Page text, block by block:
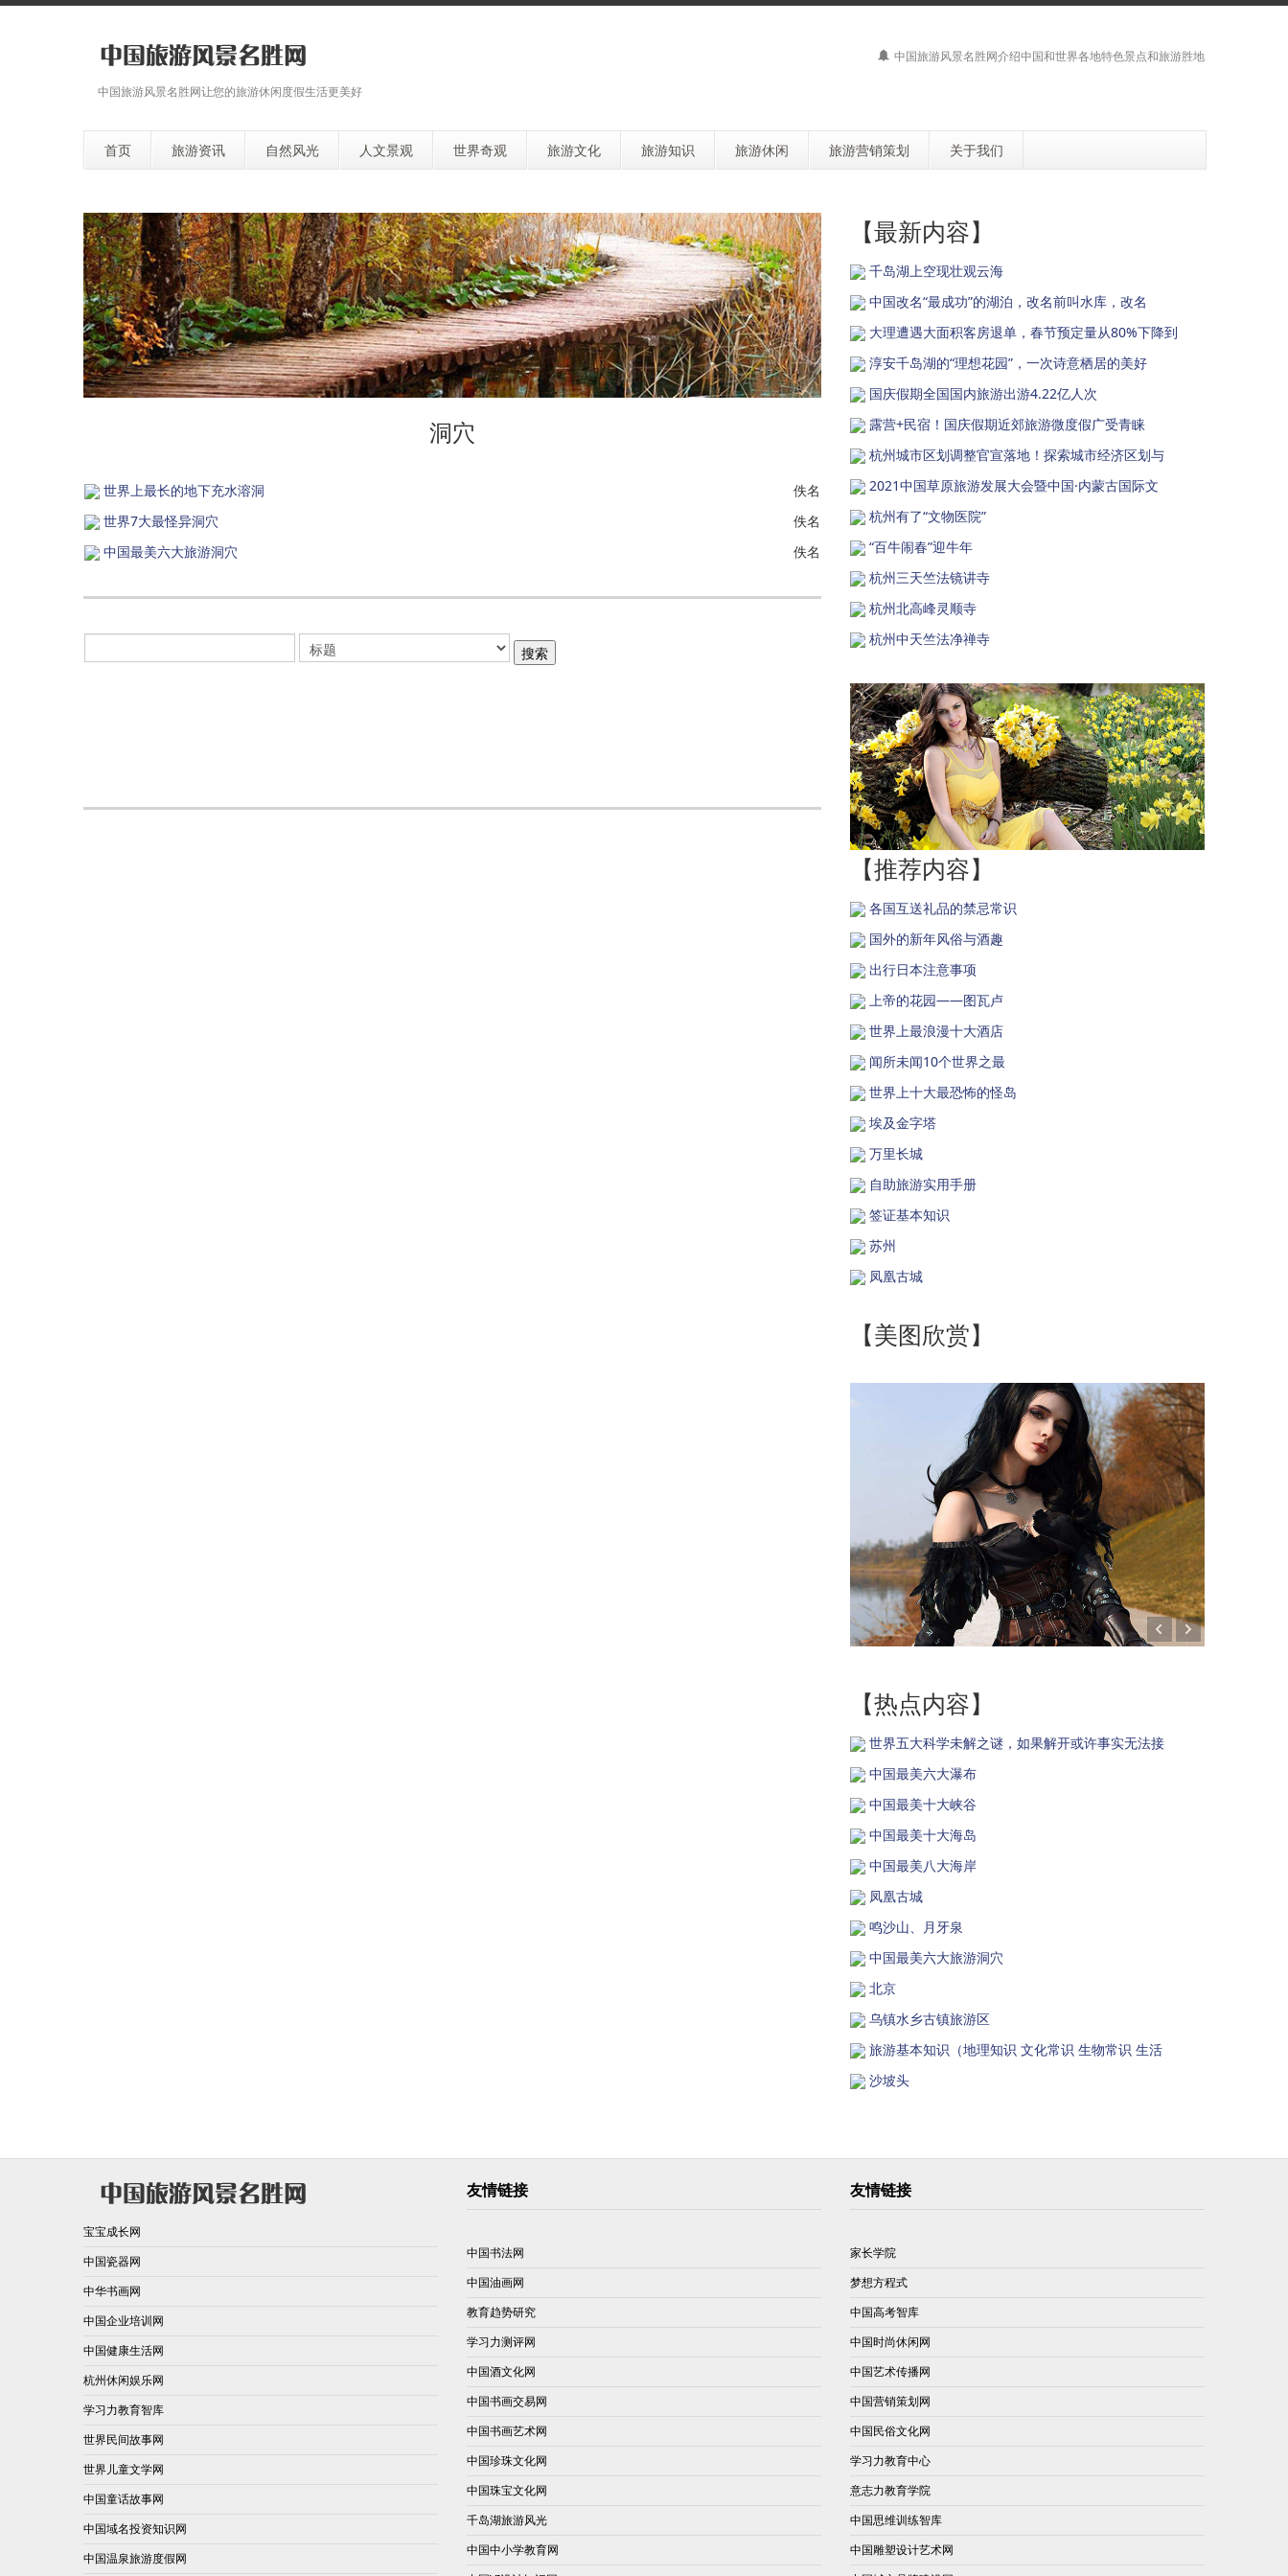
中国旅游风景名胜网让您的旅游休闲度假生活更美好
中国旅游风景名胜网介绍中国和世界各地特色景点和旅游胜地
首页 旅游资讯 自然风光 人文景观 世界奇观 旅游文化 旅游知识 旅游休闲 旅游营销策划 关于我们
洞穴
世界上最长的地下充水溶洞
佚名
世界7大最怪异洞穴
佚名
中国最美六大旅游洞穴
佚名
【最新内容】
千岛湖上空现壮观云海
中国改名“最成功”的湖泊，改名前叫水库，改名
大理遭遇大面积客房退单，春节预定量从80%下降到
淳安千岛湖的“理想花园”，一次诗意栖居的美好
国庆假期全国国内旅游出游4.22亿人次
露营+民宿！国庆假期近郊旅游微度假广受青睐
杭州城市区划调整官宣落地！探索城市经济区划与
2021中国草原旅游发展大会暨中国·内蒙古国际文
杭州有了“文物医院”
“百牛闹春”迎牛年
杭州三天竺法镜讲寺
杭州北高峰灵顺寺
杭州中天竺法净禅寺
【推荐内容】
各国互送礼品的禁忌常识
国外的新年风俗与酒趣
出行日本注意事项
上帝的花园——图瓦卢
世界上最浪漫十大酒店
闻所未闻10个世界之最
世界上十大最恐怖的怪岛
埃及金字塔
万里长城
自助旅游实用手册
签证基本知识
苏州
凤凰古城
【美图欣赏】
【热点内容】
世界五大科学未解之谜，如果解开或许事实无法接
中国最美六大瀑布
中国最美十大峡谷
中国最美十大海岛
中国最美八大海岸
凤凰古城
鸣沙山、月牙泉
中国最美六大旅游洞穴
北京
乌镇水乡古镇旅游区
旅游基本知识（地理知识 文化常识 生物常识 生活
沙坡头
宝宝成长网
中国瓷器网
中华书画网
中国企业培训网
中国健康生活网
杭州休闲娱乐网
学习力教育智库
世界民间故事网
世界儿童文学网
中国童话故事网
中国域名投资知识网
中国温泉旅游度假网
友情链接
中国书法网
中国油画网
教育趋势研究
学习力测评网
中国酒文化网
中国书画交易网
中国书画艺术网
中国珍珠文化网
中国珠宝文化网
千岛湖旅游风光
中国中小学教育网
友情链接
家长学院
梦想方程式
中国高考智库
中国时尚休闲网
中国艺术传播网
中国营销策划网
中国民俗文化网
学习力教育中心
意志力教育学院
中国思维训练智库
中国雕塑设计艺术网